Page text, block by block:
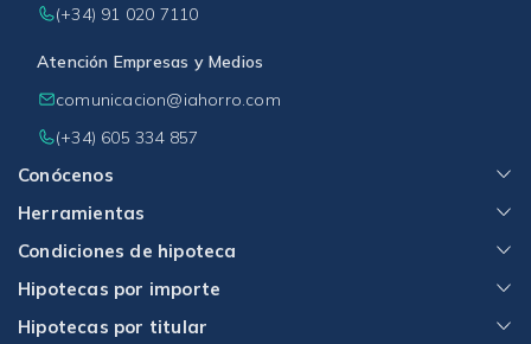
Conócenos
Herramientas
Condiciones de hipoteca
Hipotecas por importe
Hipotecas por titular
(+34) 91 020 7110
Atención Empresas y Medios
comunicacion@iahorro.com
(+34) 605 334 857